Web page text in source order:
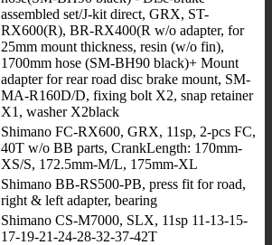
assembled set/J-kit direct, GRX, ST-
RX600(R), BR-RX400(R w/o adapter, for
25mm mount thickness, resin (w/o fin),
1700mm hose (SM-BH90 black)+ Mount
adapter for rear road disc brake mount, SM-
MA-R160D/D, fixing bolt X2, snap retainer
X1, washer X2black
Shimano FC-RX600, GRX, 11sp, 2-pcs FC,
40T w/o BB parts, CrankLength: 170mm-
XS/S, 172.5mm-M/L, 175mm-XL
Shimano BB-RS500-PB, press fit for road,
right & left adapter, bearing
Shimano CS-M7000, SLX, 11sp 11-13-15-
17-19-21-24-28-32-37-42T